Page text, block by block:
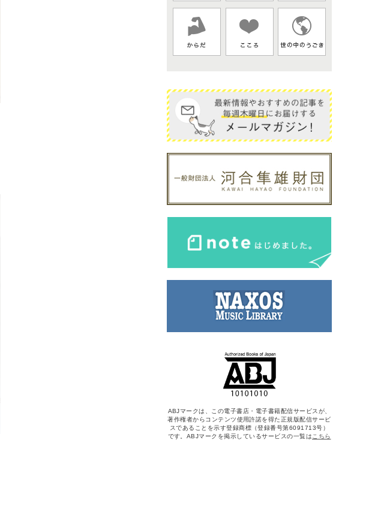
ABJマークは、この電子書店・電子書籍配信サービスが、
著作権者からコンテンツ使用許諾を得た正規版配信サービ
スであることを示す登録商標（登録番号第6091713号）
です。ABJマークを掲示しているサービスの一覧は こちら